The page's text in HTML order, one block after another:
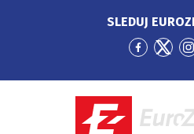
SLEDUJ
Přejít
Facebook
Přejít